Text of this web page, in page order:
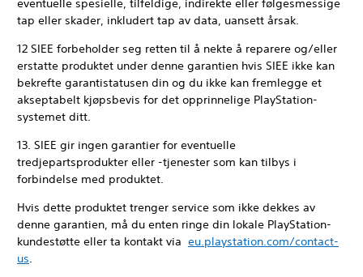
eventuelle spesielle, tilfeldige, indirekte eller følgesmessige
tap eller skader, inkludert tap av data, uansett årsak.
12 SIEE forbeholder seg retten til å nekte å reparere og/eller
erstatte produktet under denne garantien hvis SIEE ikke kan
bekrefte garantistatusen din og du ikke kan fremlegge et
akseptabelt kjøpsbevis for det opprinnelige PlayStation-
systemet ditt.
13. SIEE gir ingen garantier for eventuelle
tredjepartsprodukter eller -tjenester som kan tilbys i
forbindelse med produktet.
Hvis dette produktet trenger service som ikke dekkes av
denne garantien, må du enten ringe din lokale PlayStation-
kundestøtte eller ta kontakt via eu.playstation.com/contact-
us.